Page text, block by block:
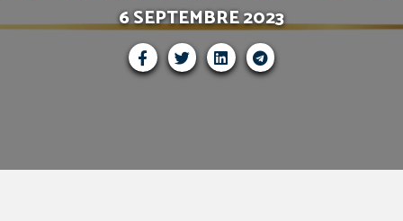
6 SEPTEMBRE 2023